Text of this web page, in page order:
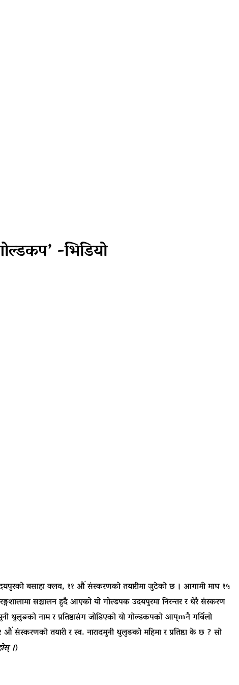
-भिडियाे
बसाहा क्लव, ११ औं संस्करणको तयारीमा जुटेको छ । आगामी माघ १५
सञ्चालन हुदै आएको यो गोल्डपक उदयपुरमा निरन्तर र धेरै संस्करण
थुलुङको नाम र प्रतिष्ठासंग जोडिएको यो गोल्डकपको आप्mनै गर्बिलो
तयारी र स्व. नारादमुनी थुलुङको महिमा र प्रतिष्ठा के छ ? सो
।)